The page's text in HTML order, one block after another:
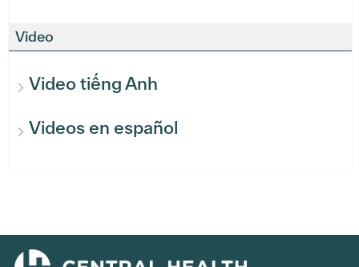
Video
Video tiếng Anh
Videos en español